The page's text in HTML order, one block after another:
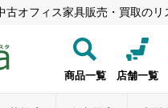
古オフィス家具販売・買取の
商品一覧 店舗一覧